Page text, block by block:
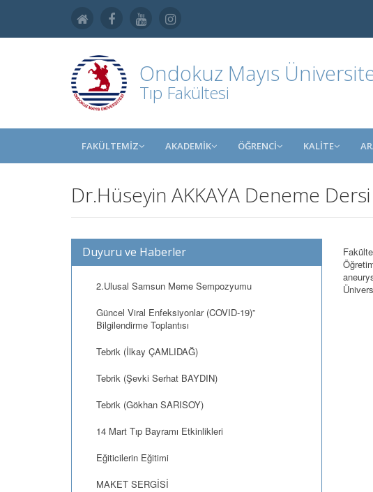
Ondokuz Mayıs
Tıp Fakültesi
FAKÜLTEMİZ AKADEMİK ÖĞRENCİ KALİTE
Dr.Hüseyin AKKAYA Deneme
Duyuru ve Haberler
2.Ulusal Samsun Meme Sempozyumu
Güncel Viral Enfeksiyonlar (COVID-19)”
Bilgilendirme Toplantısı
Tebrik (İlkay ÇAMLIDAĞ)
Tebrik (Şevki Serhat BAYDIN)
Tebrik (Gökhan SARISOY)
14 Mart Tıp Bayramı Etkinlikleri
Eğiticilerin Eğitimi
MAKET SERGİSİ